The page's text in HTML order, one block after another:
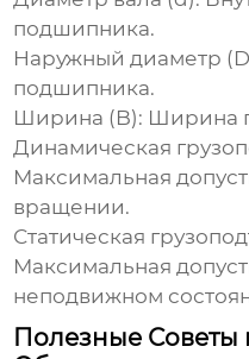
подшипника.
Наружный диаметр
подшипника.
Ширина (B): Ширина
Динамическая
Максимальная
вращении.
Статическая
Максимальная
неподвижном
Полезные Советы